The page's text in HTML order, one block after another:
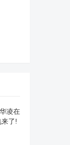
凌在
了!